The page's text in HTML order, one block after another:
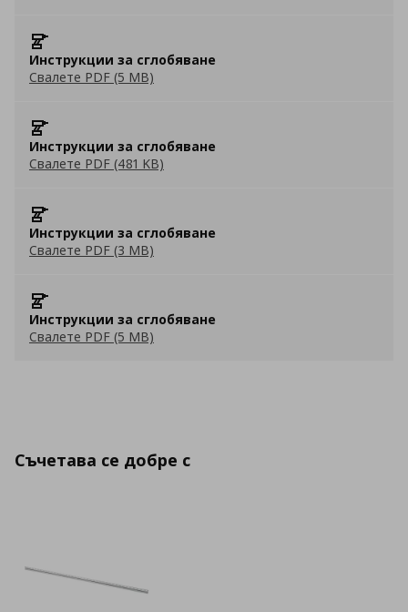
Инструкции за сглобяване
Свалете PDF (5 MB)
Инструкции за сглобяване
Свалете PDF (481 KB)
Инструкции за сглобяване
Свалете PDF (3 MB)
Инструкции за сглобяване
Свалете PDF (5 MB)
Съчетава се добре с